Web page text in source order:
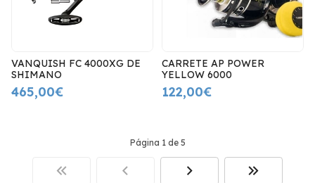
VANQUISH FC 4000XG DE
SHIMANO
465,00€
CARRETE AP POWER
YELLOW 6000
122,00€
Página 1 de 5